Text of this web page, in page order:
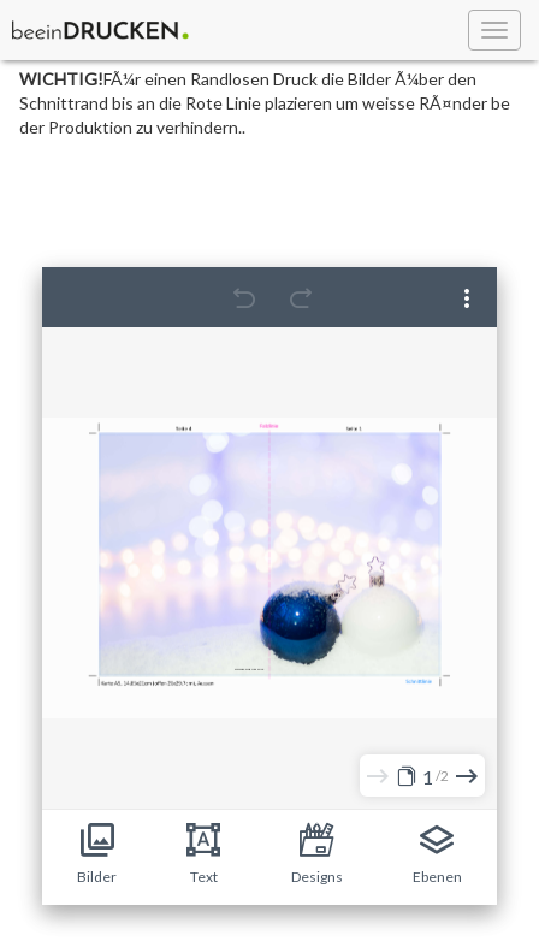
WICHTIG!FÃ¼r einen Randlosen Druck die Bilder Ã¼ber den
Schnittrand bis an die Rote Linie plazieren um weisse RÃ¤nder be
der Produktion zu verhindern..
Bilder Text Designs Ebenen
1 2